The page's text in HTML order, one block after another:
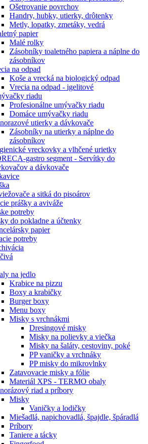
Ošetrovanie povrchov
Handry, hubky, utierky, drôtenky
Metly, lopatky, zmetáky, vedrá
papier
Malé rolky
Zásobníky toaletného papiera a náplne do
zásobníkov
na odpad
Koše a vrecká na biologický odpad
Vrecia na odpad - igelitové
riadu
Profesionálne umývačky riadu
Domáce umývačky riadu
utierky a dávkovače
Zásobníky na utierky a náplne do
zásobníkov
vreckovky a vlhčené urietky
gastro segment - Servítky do
a dávkovače
a sitká do pisoárov
prášky a aviváže
potreby
do pokladne a účtenky
papier
potreby
na jedlo
Krabice na pizzu
Boxy a krabičky
Burger boxy
Menu boxy
Misky s vrchnákmi
Dresingové misky
Misky na polievky a viečka
Misky na šaláty, cestoviny, poké
PP vaničky a vrchnáky
PP misky do mikrovlnky
Zatavovacie misky a fólie
Materiál XPS - TERMO obaly
riad a príbory
Misky
Vaničky a lodičky
Miešadlá, napichovadlá, špajdle, špáradlá
Príbory
Taniere a tácky